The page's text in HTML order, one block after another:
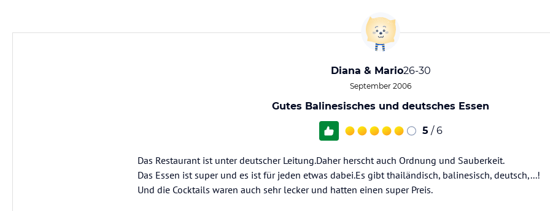
Diana & Mario26-30
September 2006
Gutes Balinesisches und deutsches Essen
5 / 6
Das Restaurant ist unter deutscher Leitung.Daher herscht auch Ordnung und Sauberkeit.
Das Essen ist super und es ist für jeden etwas dabei.Es gibt thailändisch, balinesisch, deutsch,...!
Und die Cocktails waren auch sehr lecker und hatten einen super Preis.